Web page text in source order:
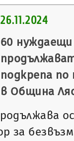
26.11.2024
60
подкрепа по
в Община
за